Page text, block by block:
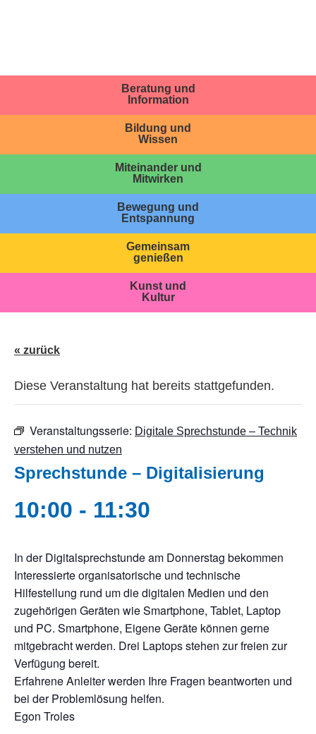
Beratung und
Information
Bildung und
Wissen
Miteinander und
Mitwirken
Bewegung und
Entspannung
Gemeinsam
genießen
Kunst und
Kultur
« zurück
Diese Veranstaltung hat bereits stattgefunden.
Veranstaltungsserie: Digitale Sprechstunde – Technik
verstehen und nutzen
Sprechstunde – Digitalisierung
10:00 - 11:30
In der Digitalsprechstunde am Donnerstag bekommen
Interessierte organisatorische und technische
Hilfestellung rund um die digitalen Medien und den
zugehörigen Geräten wie Smartphone, Tablet, Laptop
und PC. Smartphone, Eigene Geräte können gerne
mitgebracht werden. Drei Laptops stehen zur freien zur
Verfügung bereit.
Erfahrene Anleiter werden Ihre Fragen beantworten und
bei der Problemlösung helfen.
Egon Troles